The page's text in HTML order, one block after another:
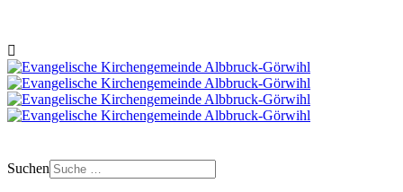
Suchen